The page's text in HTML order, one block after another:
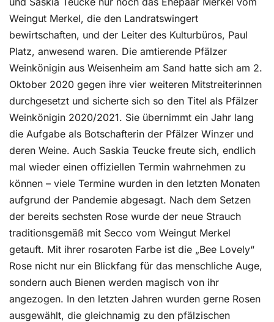
Weingut Merkel, die den Landratswingert
bewirtschaften, und der Leiter des Kulturbüros, Paul
Platz, anwesend waren. Die amtierende Pfälzer
Weinkönigin aus Weisenheim am Sand hatte sich am 2.
Oktober 2020 gegen ihre vier weiteren Mitstreiterinnen
durchgesetzt und sicherte sich so den Titel als Pfälzer
Weinkönigin 2020/2021. Sie übernimmt ein Jahr lang
die Aufgabe als Botschafterin der Pfälzer Winzer und
deren Weine. Auch Saskia Teucke freute sich, endlich
mal wieder einen offiziellen Termin wahrnehmen zu
können – viele Termine wurden in den letzten Monaten
aufgrund der Pandemie abgesagt. Nach dem Setzen
der bereits sechsten Rose wurde der neue Strauch
traditionsgemäß mit Secco vom Weingut Merkel
getauft. Mit ihrer rosaroten Farbe ist die „Bee Lovely“
Rose nicht nur ein Blickfang für das menschliche Auge,
sondern auch Bienen werden magisch von ihr
angezogen. In den letzten Jahren wurden gerne Rosen
ausgewählt, die gleichnamig zu den pfälzischen